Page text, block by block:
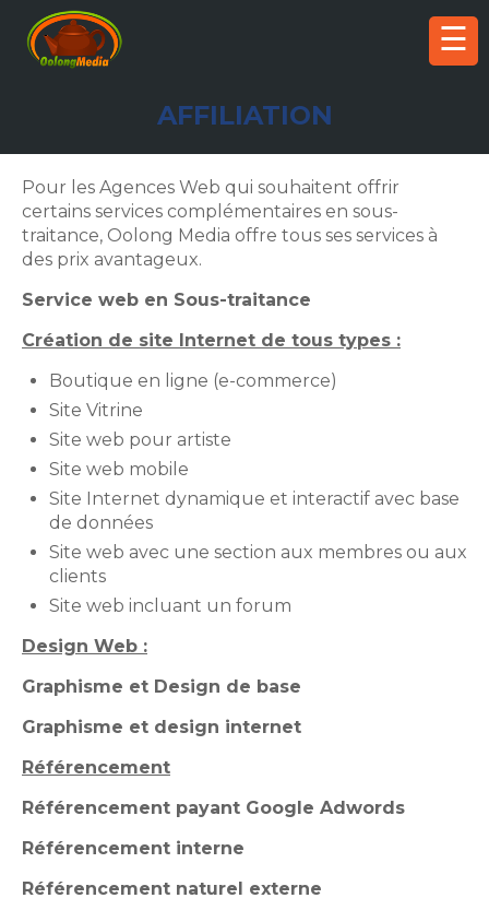
☰
AFFILIATION
Pour les Agences Web qui souhaitent offrir
certains services complémentaires en sous-
traitance, Oolong Media offre tous ses services à
des prix avantageux.
Service web en Sous-traitance
Création de site Internet de tous types :
Boutique en ligne (e-commerce)
Site Vitrine
Site web pour artiste
Site web mobile
Site Internet dynamique et interactif avec base
de données
Site web avec une section aux membres ou aux
clients
Site web incluant un forum
Design Web :
Graphisme et Design de base
Graphisme et design internet
Référencement
Référencement payant Google Adwords
Référencement interne
Référencement naturel externe